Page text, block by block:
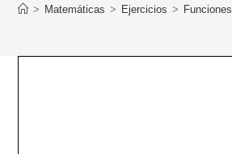
> Matemáticas > Ejercicios > Funciones